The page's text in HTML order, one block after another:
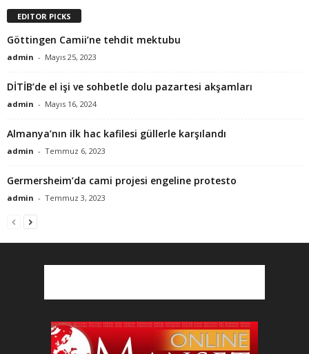
EDITOR PICKS
Göttingen Camii’ne tehdit mektubu
admin - Mayıs 25, 2023
DİTİB’de el işi ve sohbetle dolu pazartesi akşamları
admin - Mayıs 16, 2024
Almanya’nın ilk hac kafilesi güllerle karşılandı
admin - Temmuz 6, 2023
Germersheim’da cami projesi engeline protesto
admin - Temmuz 3, 2023